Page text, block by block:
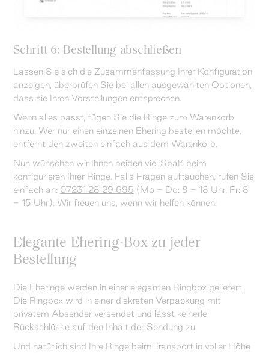
Schritt 6: Bestellung abschließen
Lassen Sie sich die Zusammenfassung Ihrer Konfiguration
anzeigen, überprüfen Sie bei allen ausgewählten Optionen,
dass sie Ihren Vorstellungen entsprechen.
Wenn alles passt, fügen Sie die Ringe zum Warenkorb
hinzu. Wer nur einen einzelnen Ehering bestellen möchte,
entfernt den zweiten einfach aus dem Warenkorb.
Nun wünschen wir Ihnen beiden viel Spaß beim
konfigurieren Ihrer Ringe. Falls Fragen auftauchen, rufen Sie
einfach an: 07231 28 29 695 (Mo - Do: 8 - 18 Uhr, Fr: 8
- 15 Uhr). Wir freuen uns, wenn wir helfen können!
Elegante Ehering-Box zu jeder
Bestellung
Die Eheringe werden in einer eleganten Ringbox geliefert.
Die Ringbox wird in einer diskreten Verpackung mit
privatem Absender versendet und lässt keinerlei
Rückschlüsse auf den Inhalt der Sendung zu.
Und natürlich sind Ihre Ringe beim Transport in voller Höhe